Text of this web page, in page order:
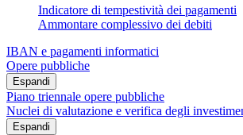
Indicatore di tempestività dei pagamenti
Ammontare complessivo dei debiti
IBAN e pagamenti informatici
Opere pubbliche
Espandi
Piano triennale opere pubbliche
Nuclei di valutazione e verifica degli
Espandi